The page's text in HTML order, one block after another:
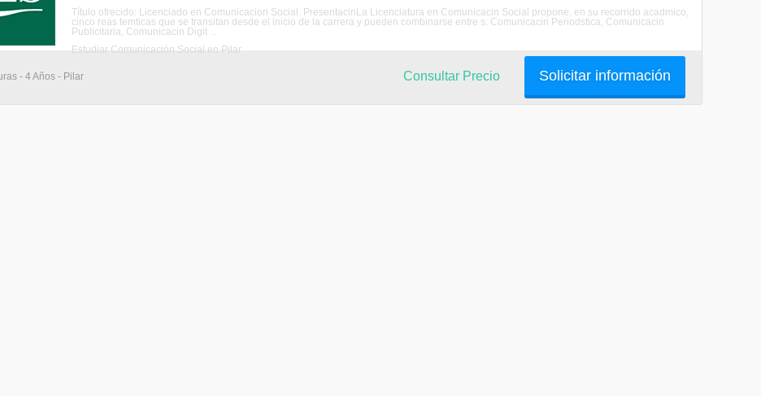
Título ofrecido: Licenciado en Comunicacion Social. PresentacinLa Licenciatura en Comunicacin Social propone, en su recorrido acadmico,
cinco reas temticas que se transitan desde el inicio de la carrera y pueden combinarse entre s: Comunicacin Periodstica, Comunicacin
Publicitaria, Comunicacin Digit ...
Estudiar Comunicación Social en Pilar
- 4 Años - Pilar Solicitar información
Consultar Precio